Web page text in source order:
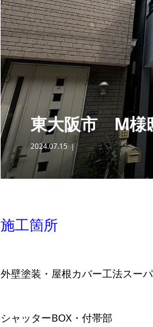
東大阪市 M様
2024.07.15
施工箇所
外壁塗装・屋根カバー工法スー
シャッターBOX・付帯部